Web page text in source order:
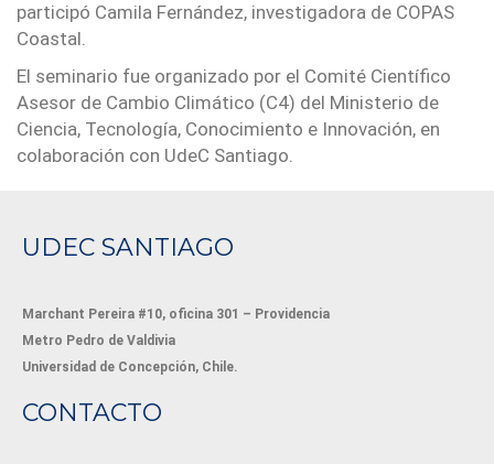
participó Camila Fernández, investigadora de COPAS
Coastal.
El seminario fue organizado por el Comité Científico
Asesor de Cambio Climático (C4) del Ministerio de
Ciencia, Tecnología, Conocimiento e Innovación, en
colaboración con UdeC Santiago.
UDEC SANTIAGO
Marchant Pereira #10, oficina 301 – Providencia
Metro Pedro de Valdivia
Universidad de Concepción, Chile.
CONTACTO